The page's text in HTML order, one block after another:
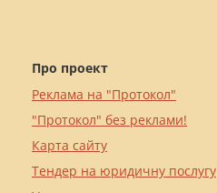
Про проект
Реклама на "Протокол"
"Протокол" без реклами!
Карта сайту
Тендер на юридичну послугу